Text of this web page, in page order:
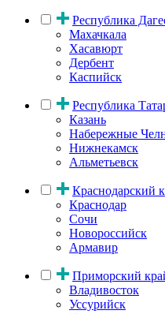
Республика
Махачкала
Хасавюрт
Дербент
Каспийск
Республика
Казань
Набережные
Нижнекамск
Альметьевск
Краснодарский
Краснодар
Сочи
Новороссийск
Армавир
Приморский
Владивосток
Уссурийск